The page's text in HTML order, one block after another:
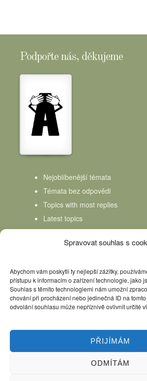
Spravovat souhlas s
Abychom vám poskytli ty nejlepší zážitky,
přístupu k informacím o zařízení technologie, jako
Souhlas s těmito technologiemi nám umožní
chování při procházení nebo jedinečná ID na
odvolání souhlasu může nepříznivě ovlivnit určité
PŘIJÍMÁM
ODMÍTÁM
Podpořte nás, děkujeme
Nejoblíbenější témata
Témata bez odpovědi
Topics with most replies
Latest topics
Topics Freshness